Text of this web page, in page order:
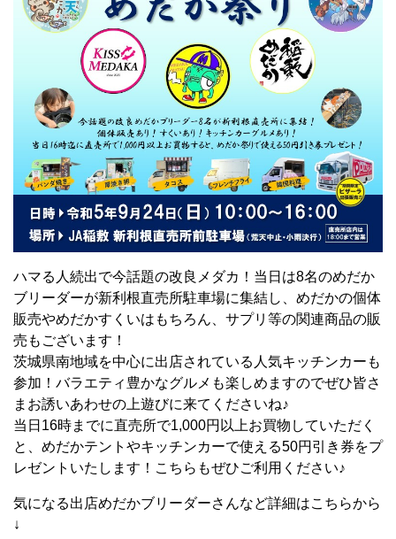
ハマる人続出で今話題の改良メダカ！当日は8名のめだか
ブリーダーが新利根直売所駐車場に集結し、めだかの個体
販売やめだかすくいはもちろん、サプリ等の関連商品の販
売もございます！
茨城県南地域を中心に出店されている人気キッチンカーも
参加！バラエティ豊かなグルメも楽しめますのでぜひ皆さ
まお誘いあわせの上遊びに来てくださいね♪
当日16時までに直売所で1,000円以上お買物していただく
と、めだかテントやキッチンカーで使える50円引き券をプ
レゼントいたします！こちらもぜひご利用ください♪
気になる出店めだかブリーダーさんなど詳細はこちらから
↓